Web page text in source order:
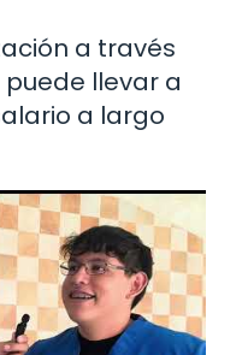
a través
llevar a
a largo